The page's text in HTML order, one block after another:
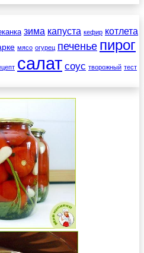
зима капуста кефир котлета
мясо огурец печенье пирог
салат соус творожный тест